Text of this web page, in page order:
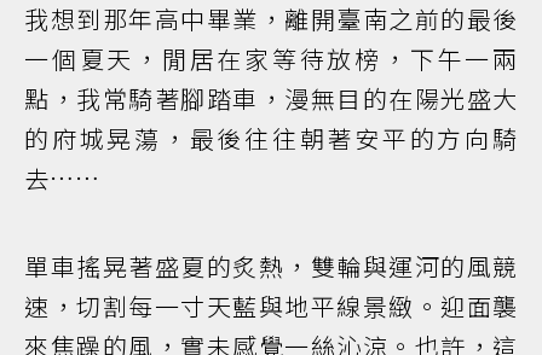
我想到那年高中畢業，離開臺南之前的最後
一個夏天，閒居在家等待放榜，下午一兩
點，我常騎著腳踏車，漫無目的在陽光盛大
的府城晃蕩，最後往往朝著安平的方向騎
去……
單車搖晃著盛夏的炙熱，雙輪與運河的風競
速，切割每一寸天藍與地平線景緻。迎面襲
來焦躁的風，實未感覺一絲沁涼。也許，這